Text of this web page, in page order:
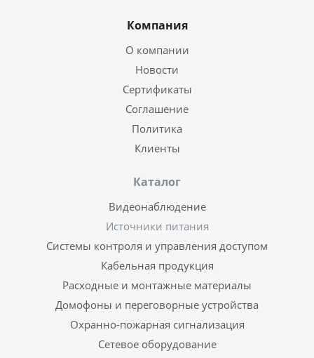
Компания
О компании
Новости
Сертификаты
Соглашение
Политика
Клиенты
Каталог
Видеонаблюдение
Источники питания
Системы контроля и управления доступом
Кабельная продукция
Расходные и монтажные материалы
Домофоны и переговорные устройства
Охранно-пожарная сигнализация
Сетевое оборудование